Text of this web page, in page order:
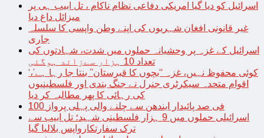
اسرائیل کو دیا گیا امریکی دفاعی نظام ناکام ، تل ابیب ہی پر
میزائل داغ دیا
غیر قانونی افغان شہریوں کی اپنے وطن واپسی کا سلسلہ
جاری
اسرائیل کے غزہ پر وحشیانہ حملوں میں شدت، شہادتوں کی
تعداد 10 ہزار سےزائد ہوگئی
‘کوئی محفوظ نہیں، غزہ “بچوں کا قبرستان” بنتا جا رہا ہے’،
اقوام متحدہ سیکرٹری جنرل نے جنگ بندی اور فلسطینیوں
کی رہائی کا پھر مطالبہ کر دیا
100 فی صد پائیدار ایندھن سے چلنے والی پہلی پرواز
اسرائیلی حملوں میں 9 ہزار فلسطینی شہید؛ تل ابیب سے
ترک سفارتکارواپس بلالیا گیا